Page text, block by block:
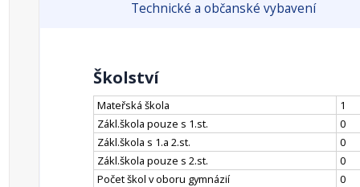
Technické a občanské vybavení
Školství
Mateřská škola
1
Zákl.škola pouze s 1.st.
0
Zákl.škola s 1.a 2.st.
0
Zákl.škola pouze s 2.st.
0
Počet škol v oboru gymnázií
0